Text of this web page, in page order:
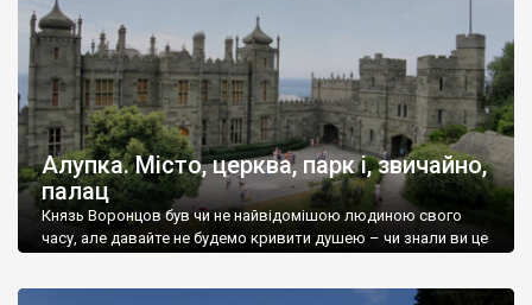
Алупка. Місто, церква, парк і, звичайно,
палац
Князь Воронцов був чи не найвідомішою людиною свого
часу, але давайте не будемо кривити душею – чи знали ви це